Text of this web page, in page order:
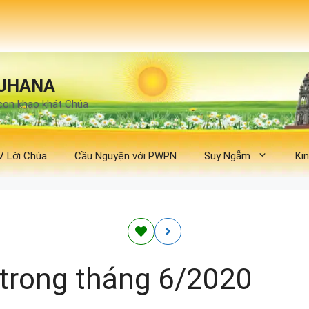
khao khát Chúa
Lời Chúa Cầu Nguyện với PWPN Suy Ngẫm
tháng 6/2020